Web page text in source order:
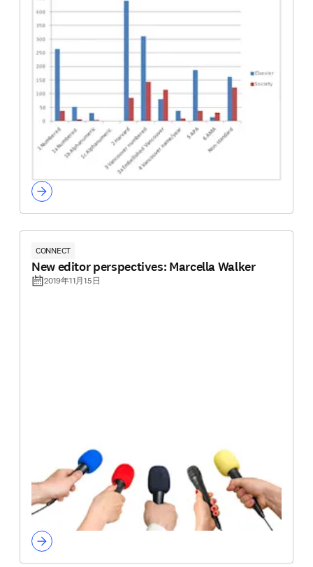
CONNECT
New editor perspectives: Marcella Walker
2019年11月15日